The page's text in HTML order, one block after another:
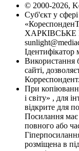
© 2000-2026,
Суб'єкт у
ХАРКІВСЬКЕ
Ідентифікатор
Використання
сайті,
При
і світу» , для
відкрите для
Посилання має
повного або
розміщена в